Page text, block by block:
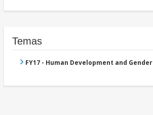
Temas
FY17 - Human Development and Gender